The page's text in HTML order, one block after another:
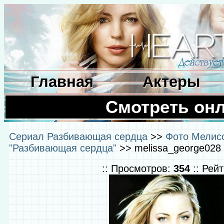
Главная Актеры
Смотреть
Сериал Разбивающая сердца >> Фото
"Разбивающая сердца" >>
:: Просмотров: 354 ::